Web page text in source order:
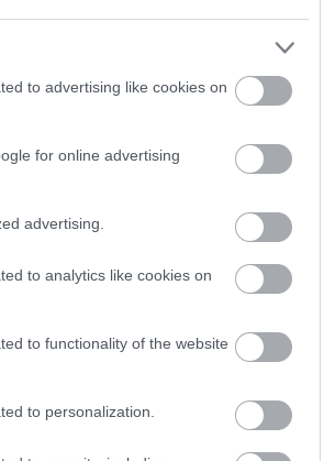
to advertising like cookies on
for online advertising
advertising.
to analytics like cookies on
to functionality of the website
to personalization.
tartalom vár!
BESZÁMOLÓK
ZENÉS
VOLT A
ZAJ